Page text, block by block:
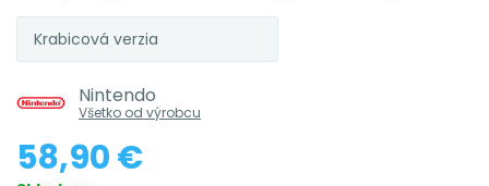
Krabicová verzia
Nintendo
Všetko od výrobcu
58,90 €